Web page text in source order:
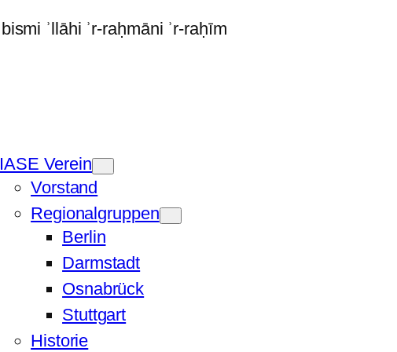
IASE Verein
Vorstand
Regionalgruppen
Berlin
Darmstadt
Osnabrück
Stuttgart
Historie